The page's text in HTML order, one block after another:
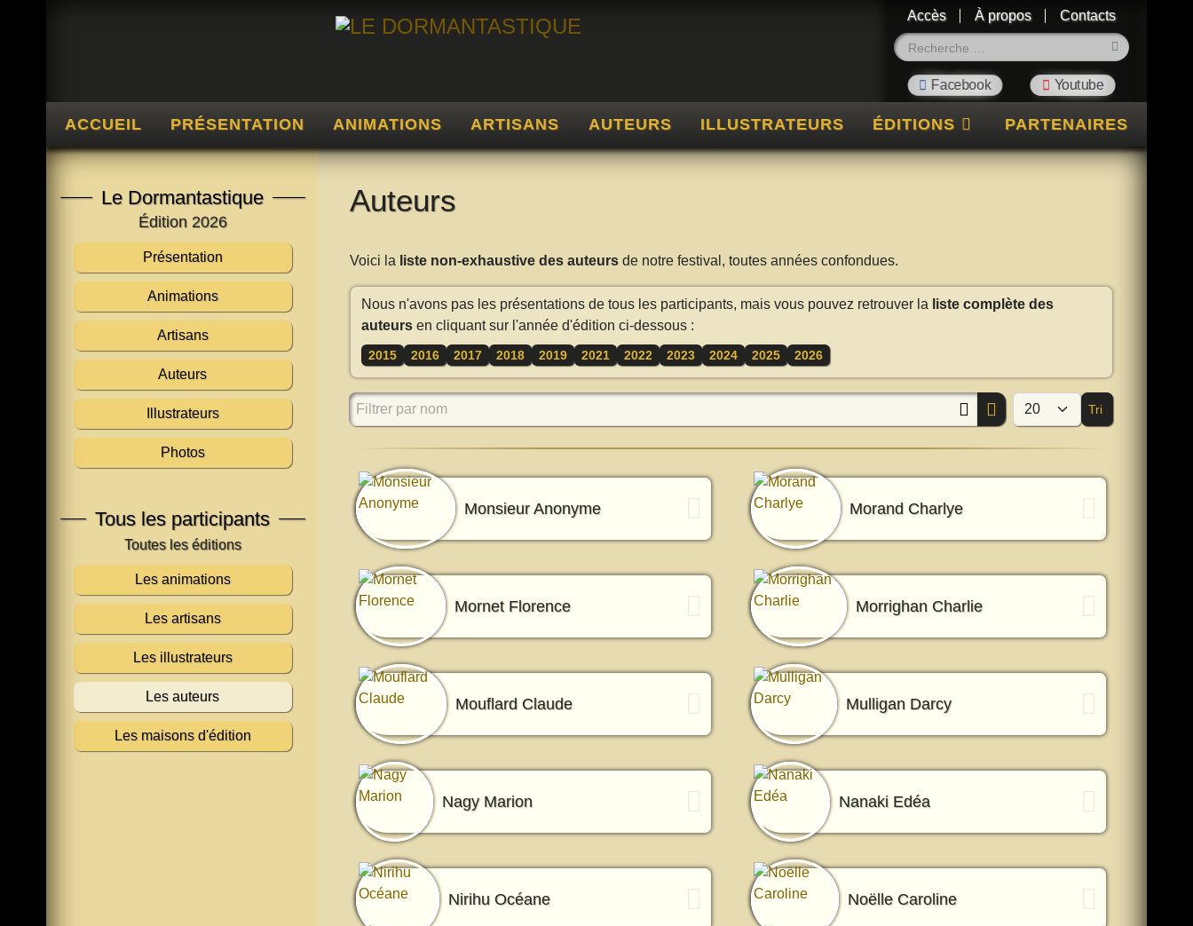
Accès À propos
Contacts
ACCUEIL PRÉSENTATION ANIMATIONS ARTISANS AUTEURS ILLUSTRATEURS ÉDITIONS PARTENAIRES
Le Dormantastique
Édition 2026
Présentation
Animations
Artisans
Auteurs
Illustrateurs
Photos
Tous les participants
Les animations
Les artisans
Les illustrateurs
Les auteurs
Les maisons d'édition
Auteurs
Voici la liste non-exhaustive des auteursde notre festival, toutes années confondues.
Nous n'avons pas les présentations de tous les participants, mais vous pouvez retrouver la liste complète des
auteursen cliquant sur l'année d'édition ci-dessous :
2015 2016 2017 2018 2019 2021 2022 2023 2024 2025 2026
Filtrer par nom
Afficher #
Tri
Monsieur Anonyme Morand Charlye
Mornet Florence Morrighan Charlie
Mouflard Claude Mulligan Darcy
Nagy Marion Nanaki Edéa
Nirihu Océane Noëlle Caroline